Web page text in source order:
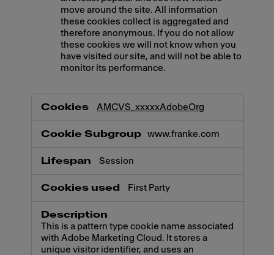
move around the site. All information
these cookies collect is aggregated and
therefore anonymous. If you do not allow
these cookies we will not know when you
have visited our site, and will not be able to
monitor its performance.
AMCVS_xxxxxAdobeOrg
www.franke.com
Session
First Party
This is a pattern type cookie name associated
with Adobe Marketing Cloud. It stores a
unique visitor identifier, and uses an